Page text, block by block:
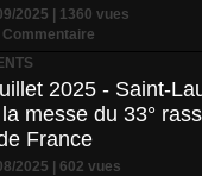
2025 | 1360 vues
Commentaire
2025 - Saint-
messe du 33°
France
2025 | 602 vues